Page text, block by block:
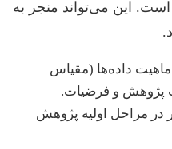
این می‌تواند منجر به
داده‌ها (مقیاس
پژوهش و فرضیات.
مراحل اولیه پژوهش